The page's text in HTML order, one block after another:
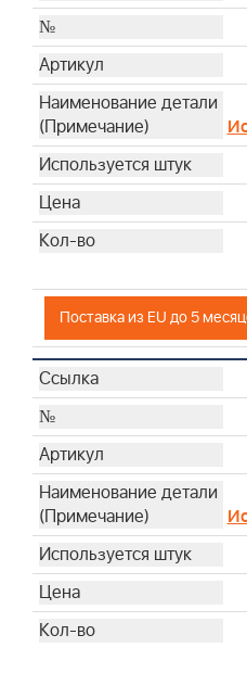
Поставка из EU до 5